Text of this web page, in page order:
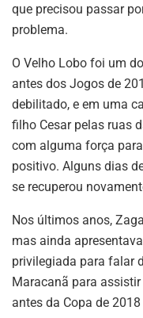
que precisou passar
problema.
O Velho Lobo foi um
antes dos Jogos de
debilitado, e em uma
filho Cesar pelas ruas
com alguma força
positivo. Alguns dias
se recuperou
Nos últimos anos,
mas ainda
privilegiada para falar
Maracanã para
antes da Copa de